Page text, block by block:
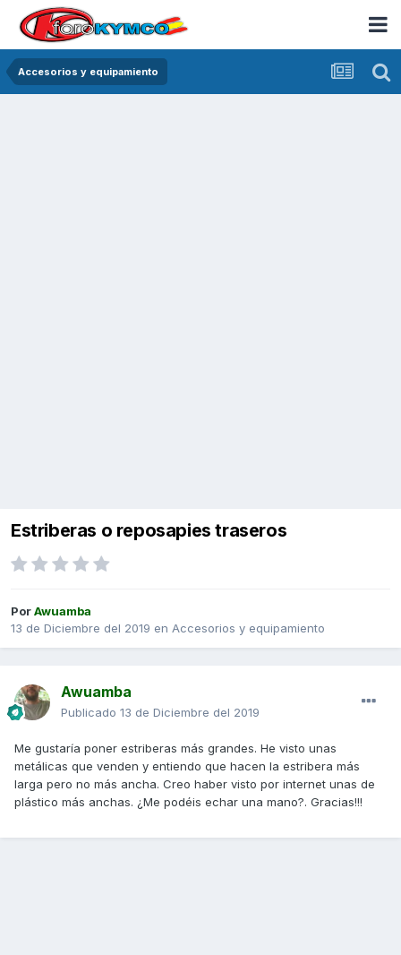
Accesorios y equipamiento
Estriberas o reposapies traseros
PorAwuamba
13 de Diciembre del 2019 en Accesorios y equipamiento
Awuamba
Publicado 13 de Diciembre del 2019
Me gustaría poner estriberas más grandes. He visto unas
metálicas que venden y entiendo que hacen la estribera más
larga pero no más ancha. Creo haber visto por internet unas de
plástico más anchas. ¿Me podéis echar una mano?. Gracias!!!